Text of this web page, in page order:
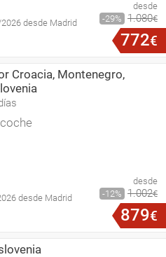
desde Madrid
desde
29
1.080€
772€
Croacia, Montenegro,
desde Madrid
desde
12
1.002€
879€